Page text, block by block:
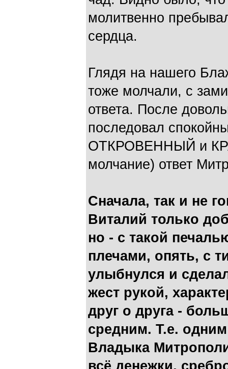
молитвенно
сердца.
Глядя на нашего
тоже молчали, с
ответа. После
последовал
ОТКРОВЕННЫЙ и
молчание) ответ
Сначала, так и не
Виталий только
но - с такой
плечами, опять, с
улыбнулся и
жест рукой,
друг о друга -
средним. Т.е.
Владыка
всё денежки,